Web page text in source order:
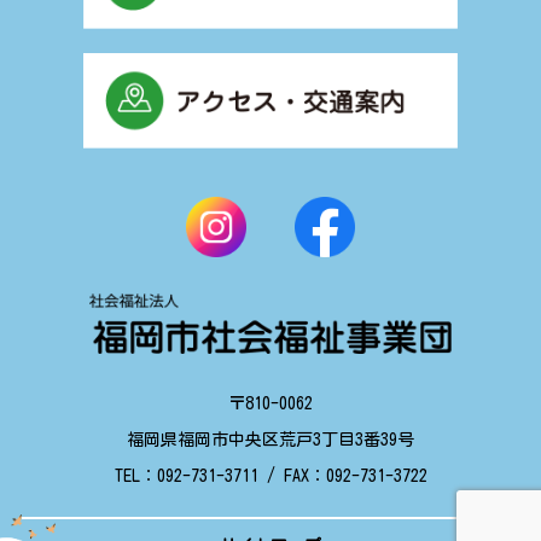
〒810-0062
福岡県福岡市中央区荒戸3丁目3番39号
TEL： 092-731-3711 / FAX： 092-731-3722